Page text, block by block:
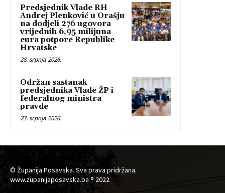
Predsjednik Vlade RH
Andrej Plenković u Orašju
na dodjeli 276 ugovora
vrijednih 6,95 milijuna
eura potpore Republike
Hrvatske
28. srpnja 2026.
Održan sastanak
predsjednika Vlade ŽP i
federalnog ministra
pravde
23. srpnja 2026.
© Županija Posavska. Sva prava pridržana.
www.zupanijaposavska.ba ® 2022